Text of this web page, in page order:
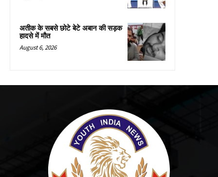
अतीक के सबसे छोटे बेटे अबान की सड़क
हादसे में मौत
August 6, 2026